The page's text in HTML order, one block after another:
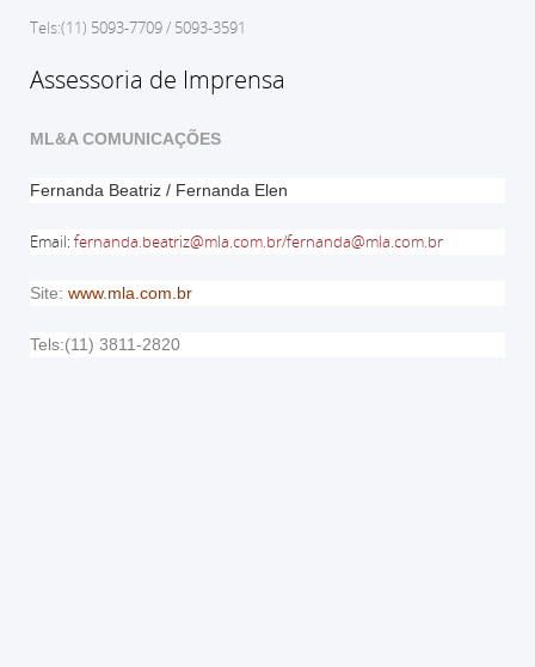
Tels:(11) 5093-7709 / 5093-3591
Assessoria de Imprensa
ML&A COMUNICAÇÕES
Fernanda Beatriz / Fernanda Elen
Email: fernanda.beatriz@mla.com.br/fernanda@mla.com.br
Site: www.mla.com.br
Tels:(11) 3811-2820